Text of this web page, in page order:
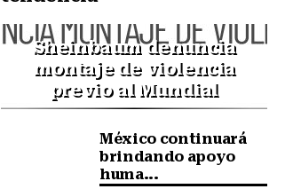
Sheinbaum denuncia
montaje de violencia
previo al Mundial
México continuará
brindando apoyo
huma...